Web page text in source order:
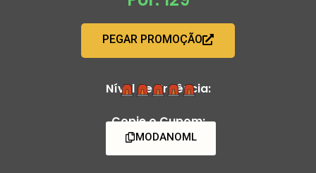
PEGAR PROMOÇÃO
Nível de Urgência:
Copie o Cupom:
MODANOML